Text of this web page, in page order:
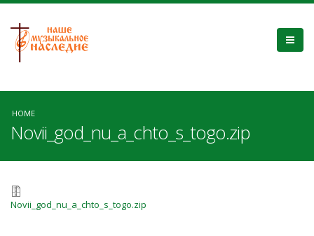
HOME
Novii_god_nu_a_chto_s_togo.zip
Novii_god_nu_a_chto_s_togo.zip